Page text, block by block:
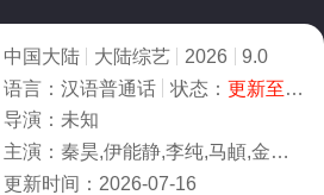
中国大陆 大陆综艺 2026
9.0
语言： 汉语普通话 状态： 更新至20260716番外篇（下）
导演： 未知
主演： 秦昊,伊能静,李纯,马頔,金莎,孙丞潇,孙杨,张豆豆
更新时间： 2026-07-16